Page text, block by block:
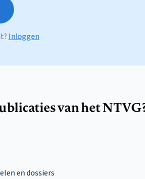
Inloggen
van het
en dossiers